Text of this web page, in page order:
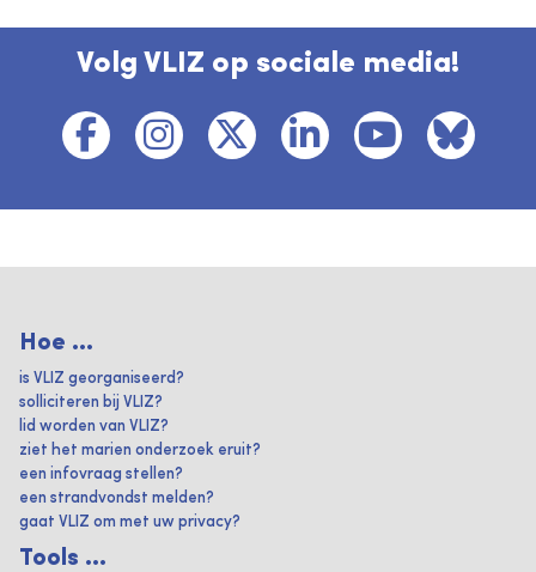
Volg VLIZ op sociale media!
Hoe ...
is VLIZ georganiseerd?
solliciteren bij VLIZ?
lid worden van VLIZ?
ziet het marien onderzoek eruit?
een infovraag stellen?
een strandvondst melden?
gaat VLIZ om met uw privacy?
Tools ...